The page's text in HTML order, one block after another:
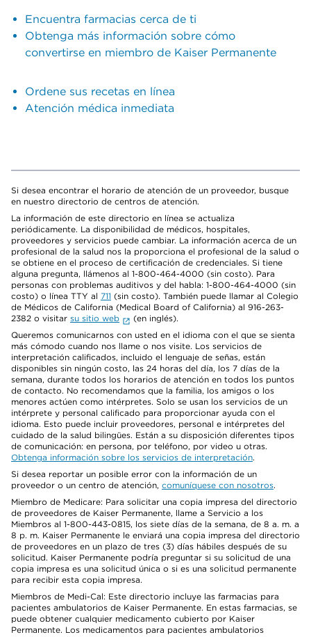
Encuentra farmacias cerca de ti
Obtenga más información sobre cómo
convertirse en miembro de Kaiser Permanente
Ordene sus recetas en línea
Atención médica inmediata
Si desea encontrar el horario de atención de un proveedor, busque
en nuestro directorio de centros de atención.
La información de este directorio en línea se actualiza
periódicamente. La disponibilidad de médicos, hospitales,
proveedores y servicios puede cambiar. La información acerca de un
profesional de la salud nos la proporciona el profesional de la salud o
se obtiene en el proceso de certificación de credenciales. Si tiene
alguna pregunta, llámenos al 1-800-464-4000 (sin costo). Para
personas con problemas auditivos y del habla: 1-800-464-4000 (sin
costo) o línea TTY al 711 (sin costo). También puede llamar al Colegio
de Médicos de California (Medical Board of California) al 916-263-
2382 o visitar su sitio web
(en inglés).
Queremos comunicarnos con usted en el idioma con el que se sienta
más cómodo cuando nos llame o nos visite. Los servicios de
interpretación calificados, incluido el lenguaje de señas, están
disponibles sin ningún costo, las 24 horas del día, los 7 días de la
semana, durante todos los horarios de atención en todos los puntos
de contacto. No recomendamos que la familia, los amigos o los
menores actúen como intérpretes. Solo se usan los servicios de un
intérprete y personal calificado para proporcionar ayuda con el
idioma. Esto puede incluir proveedores, personal e intérpretes del
cuidado de la salud bilingües. Están a su disposición diferentes tipos
de comunicación: en persona, por teléfono, por video u otras.
Obtenga información sobre los servicios de interpretación.
Si desea reportar un posible error con la información de un
proveedor o un centro de atención, comuníquese con nosotros.
Miembro de Medicare: Para solicitar una copia impresa del directorio
de proveedores de Kaiser Permanente, llame a Servicio a los
Miembros al 1-800-443-0815, los siete días de la semana, de 8 a. m. a
8 p. m. Kaiser Permanente le enviará una copia impresa del directorio
de proveedores en un plazo de tres (3) días hábiles después de su
solicitud. Kaiser Permanente podría preguntar si su solicitud de una
copia impresa es una solicitud única o si es una solicitud permanente
para recibir esta copia impresa.
Miembros de Medi-Cal: Este directorio incluye las farmacias para
pacientes ambulatorios de Kaiser Permanente. En estas farmacias, se
puede obtener cualquier medicamento cubierto por Kaiser
Permanente. Los medicamentos para pacientes ambulatorios